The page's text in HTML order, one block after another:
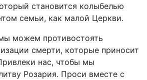
становится колыбелью
семьи, как малой Церкви.
можем противостоять
смерти, которые приносит
нас, чтобы мы
Розария. Проси вместе с